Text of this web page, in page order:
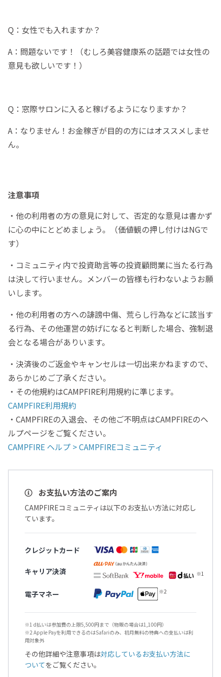
Q：女性でも入れますか？
A：問題ないです！（むしろ美容健康系の話題では女性の
意見も欲しいです！）
Q：窓際サロンに入ると稼げるようになりますか？
A：なりません！お金稼ぎが目的の方にはオススメしませ
ん。
注意事項
・他の利用者の方の意見に対して、否定的な意見は書かず
に心の中にとどめましょう。（価値観の押し付けはNGで
す）
・コミュニティ内で投資助言等の投資顧問業に当たる行為
は決して行いません。メンバーの皆様も行わないようお願
いします。
・他の利用者の方への誹謗中傷、荒らし行為などに該当す
る行為、その他運営の妨げになると判断した場合、強制退
会となる場合がありいます。
・決済後のご返金やキャンセルは一切出来かねますので、
あらかじめご了承ください。
・その他規約はCAMPFIRE利用規約に準じます。
CAMPFIRE利用規約
・CAMPFIREの入退会、その他ご不明点はCAMPFIREのヘ
ルプページをご覧ください。
CAMPFIRE ヘルプ > CAMPFIREコミュニティ
お支払い方法のご案内
CAMPFIREコミュニティは以下のお支払い方法に対応し
ています。
クレジットカード
キャリア決済
電子マネー
※1 d払いは参加費の上限5,500円まで（物販の場合は1,100円）
※2 Apple Payを利用できるのはSafariのみ、初月無料の特典への支払いは利
用対象外
その他詳細や注意事項は対応しているお支払い方法に
ついてをご覧ください。